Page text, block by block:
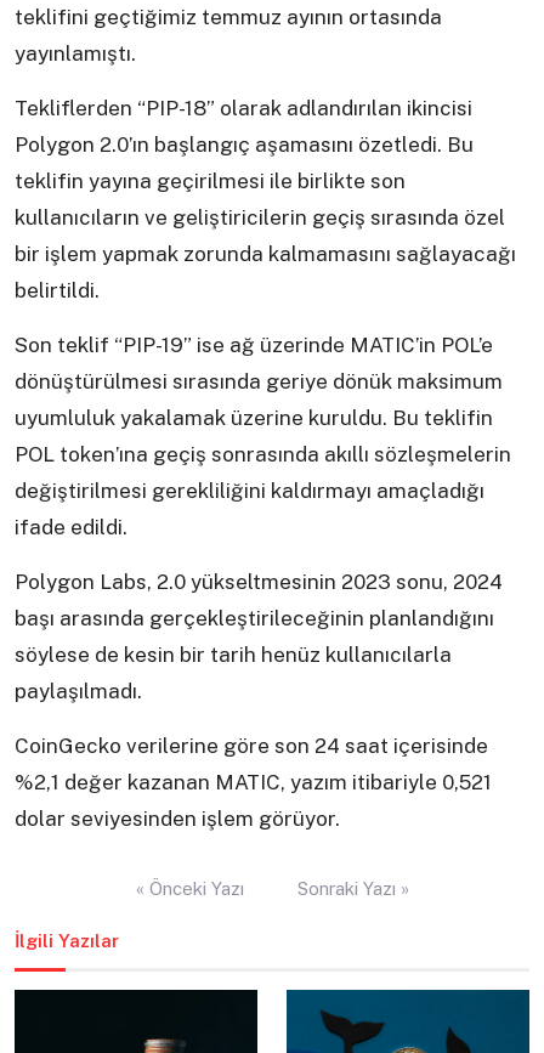
teklifini geçtiğimiz temmuz ayının ortasında
yayınlamıştı.
Tekliflerden “PIP-18” olarak adlandırılan ikincisi
Polygon 2.0’ın başlangıç aşamasını özetledi. Bu
teklifin yayına geçirilmesi ile birlikte son
kullanıcıların ve geliştiricilerin geçiş sırasında özel
bir işlem yapmak zorunda kalmamasını sağlayacağı
belirtildi.
Son teklif “PIP-19” ise ağ üzerinde MATIC’in POL’e
dönüştürülmesi sırasında geriye dönük maksimum
uyumluluk yakalamak üzerine kuruldu. Bu teklifin
POL token’ına geçiş sonrasında akıllı sözleşmelerin
değiştirilmesi gerekliliğini kaldırmayı amaçladığı
ifade edildi.
Polygon Labs, 2.0 yükseltmesinin 2023 sonu, 2024
başı arasında gerçekleştirileceğinin planlandığını
söylese de kesin bir tarih henüz kullanıcılarla
paylaşılmadı.
CoinGecko verilerine göre son 24 saat içerisinde
%2,1 değer kazanan MATIC, yazım itibariyle 0,521
dolar seviyesinden işlem görüyor.
« Önceki Yazı Sonraki Yazı »
İlgili Yazılar